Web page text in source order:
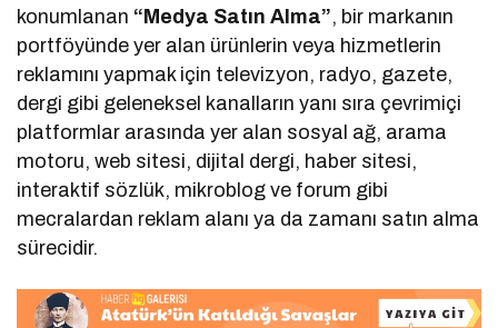
konumlanan “Medya Satın Alma”, bir markanın
portföyünde yer alan ürünlerin veya hizmetlerin
reklamını yapmak için televizyon, radyo, gazete,
dergi gibi geleneksel kanalların yanı sıra çevrimiçi
platformlar arasında yer alan sosyal ağ, arama
motoru, web sitesi, dijital dergi, haber sitesi,
interaktif sözlük, mikroblog ve forum gibi
mecralardan reklam alanı ya da zamanı satın alma
sürecidir.